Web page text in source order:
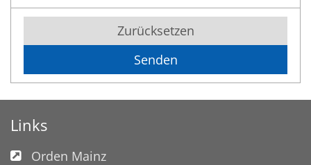
Zurücksetzen
Links
Orden Mainz